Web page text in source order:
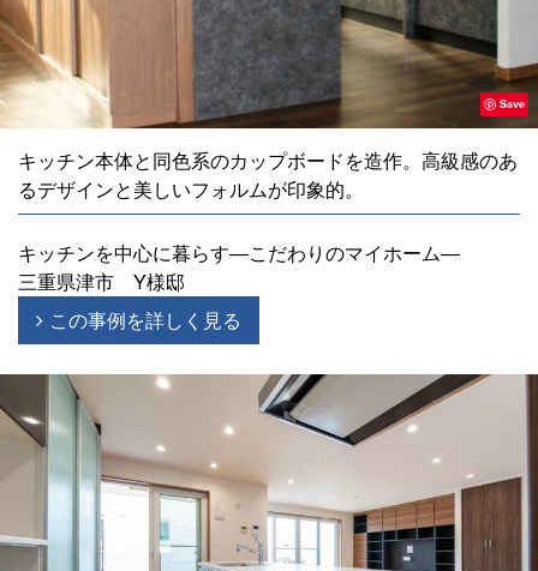
Save
キッチン本体と同色系のカップボードを造作。高級感のあ
るデザインと美しいフォルムが印象的。
キッチンを中心に暮らす―こだわりのマイホーム―
三重県津市 Y様邸
この事例を詳しく見る